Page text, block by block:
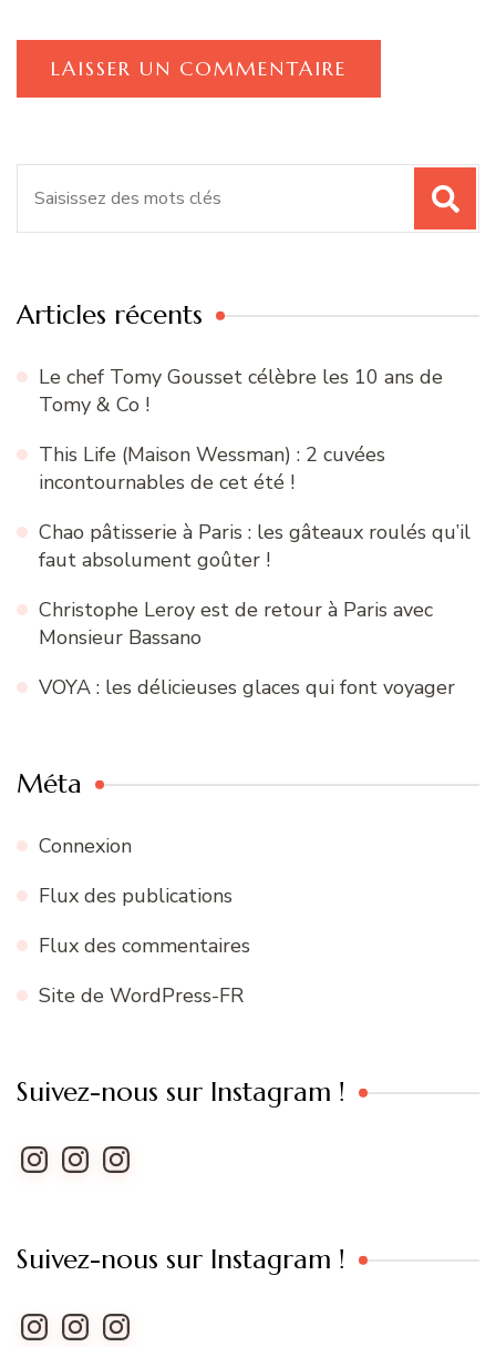
Articles récents
Le chef Tomy Gousset célèbre les 10 ans de
Tomy & Co !
This Life (Maison Wessman) : 2 cuvées
incontournables de cet été !
Chao pâtisserie à Paris : les gâteaux roulés qu’il
faut absolument goûter !
Christophe Leroy est de retour à Paris avec
Monsieur Bassano
VOYA : les délicieuses glaces qui font voyager
Méta
Connexion
Flux des publications
Flux des commentaires
Site de WordPress-FR
Suivez-nous sur Instagram !
Instagram
InstagramInstagram
Suivez-nous sur Instagram !
Instagram
InstagramInstagram